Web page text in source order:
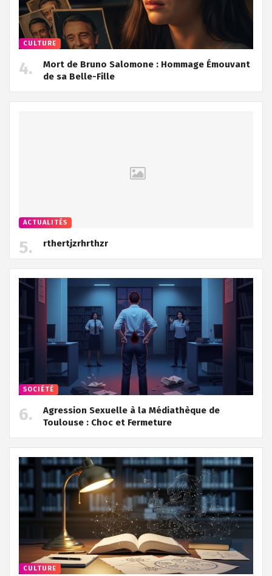
CULTURE
Mort de Bruno Salomone : Hommage Émouvant
de sa Belle-Fille
ACTUALITÉS
rthertjzrhrthzr
SOCIÉTÉ
Agression Sexuelle à la Médiathèque de
Toulouse : Choc et Fermeture
CULTURE